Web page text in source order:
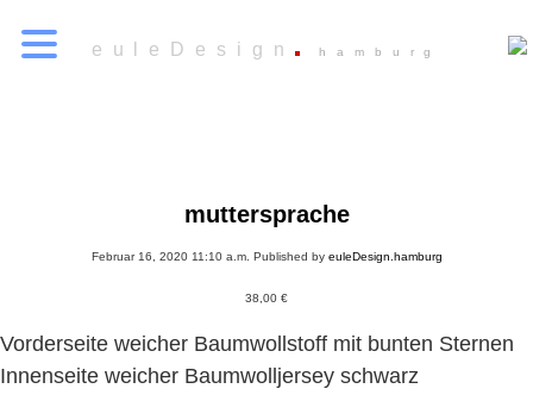
euleDesign hamburg
muttersprache
Februar 16, 2020 11:10 a.m. Published by euleDesign.hamburg
38,00 €
Vorderseite weicher Baumwollstoff mit bunten Sternen
Innenseite weicher Baumwolljersey schwarz